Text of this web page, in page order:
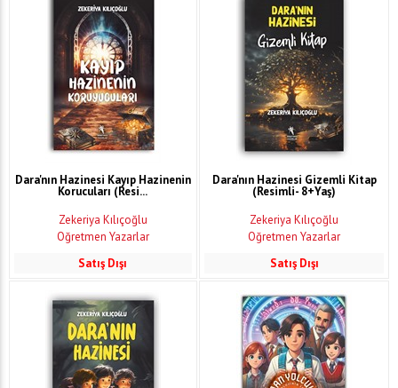
Dara'nın Hazinesi Kayıp Hazinenin
Korucuları (Resi...
Zekeriya Kılıçoğlu
Öğretmen Yazarlar
Satış Dışı
Dara'nın Hazinesi Gizemli Kitap
(Resimli- 8+Yaş)
Zekeriya Kılıçoğlu
Öğretmen Yazarlar
Satış Dışı